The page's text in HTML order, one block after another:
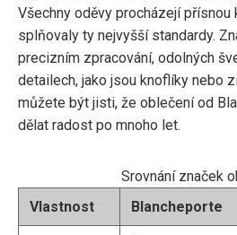
Všechny oděvy procházejí přísnou
splňovaly ty nejvyšší standardy.
precizním zpracování, odolných
detailech, jako jsou knoflíky nebo
můžete být jisti, že oblečení od
dělat radost po mnoho let.
Srovnání značek
Vlastnost
Blancheporte